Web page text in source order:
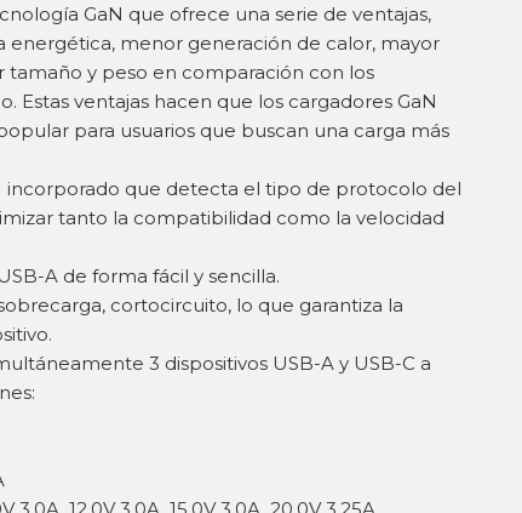
GaN que ofrece una serie de ventajas,
energética, menor generación de calor, mayor
y peso en comparación con los
Estas ventajas hacen que los cargadores GaN
para usuarios que buscan una carga más
incorporado que detecta el tipo de protocolo del
tanto la compatibilidad como la velocidad
A de forma fácil y sencilla.
cortocircuito, lo que garantiza la
3 dispositivos USB-A y USB-C a